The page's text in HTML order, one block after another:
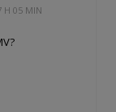
H 05 MIN